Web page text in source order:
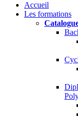
Accueil
Les formations